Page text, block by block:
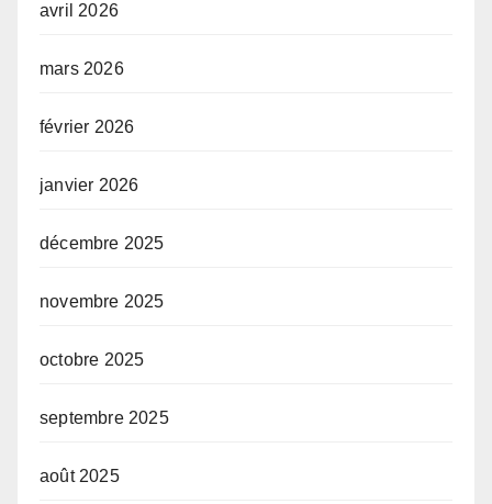
avril 2026
mars 2026
février 2026
janvier 2026
décembre 2025
novembre 2025
octobre 2025
septembre 2025
août 2025